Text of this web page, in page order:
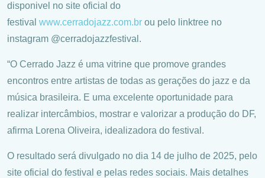
disponivel no site oficial do
festival www.cerradojazz.com.br ou pelo linktree no
instagram @cerradojazzfestival.
“O Cerrado Jazz é uma vitrine que promove grandes
encontros entre artistas de todas as gerações do jazz e da
música brasileira. E uma excelente oportunidade para
realizar intercâmbios, mostrar e valorizar a produção do DF,
afirma Lorena Oliveira, idealizadora do festival.
O resultado será divulgado no dia 14 de julho de 2025, pelo
site oficial do festival e pelas redes sociais. Mais detalhes